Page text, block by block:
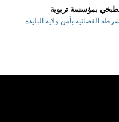
بمؤسسة تربوية
القضائية بأمن ولاية البليدة